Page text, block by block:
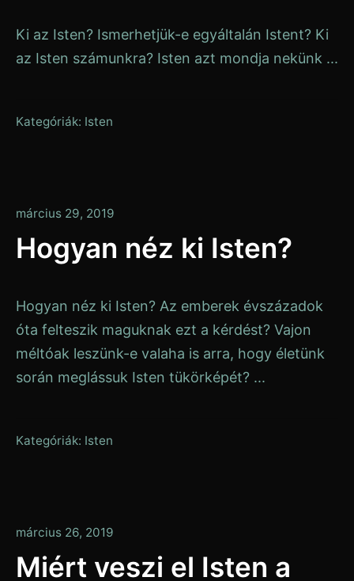
Ki az Isten? Ismerhetjük-e egyáltalán Istent? Ki
az Isten számunkra? Isten azt mondja nekünk ...
Kategóriák: Isten
március 29, 2019
2020
Hogyan néz ki Isten?
Hogyan néz ki Isten? Az emberek évszázadok
óta felteszik maguknak ezt a kérdést? Vajon
méltóak leszünk-e valaha is arra, hogy életünk
során meglássuk Isten tükörképét? ...
Kategóriák: Isten
március 26, 2019
2020
Miért veszi el Isten a